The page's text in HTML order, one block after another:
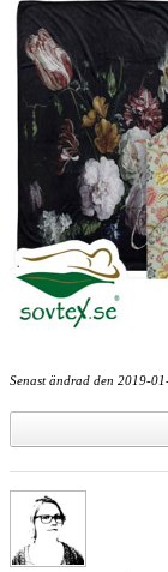
Senast ändrad den 2019-